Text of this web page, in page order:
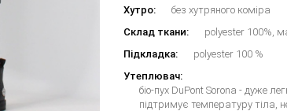
Хутро:
без хутряного коміра
Склад ткани:
polyester 100%,
Підкладка:
polyester 100 %
Утеплювач:
біо-пух DuPont Sorona - дуже
підтримує температуру тіла,